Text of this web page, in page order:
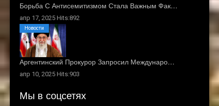
Борьба С Антисемитизмом Стала Важным Фак…
апр 17, 2025 Hits:892
Аргентинский Прокурор Запросил Междунаро…
апр 10, 2025 Hits:903
Новости
Мы в соцсетях